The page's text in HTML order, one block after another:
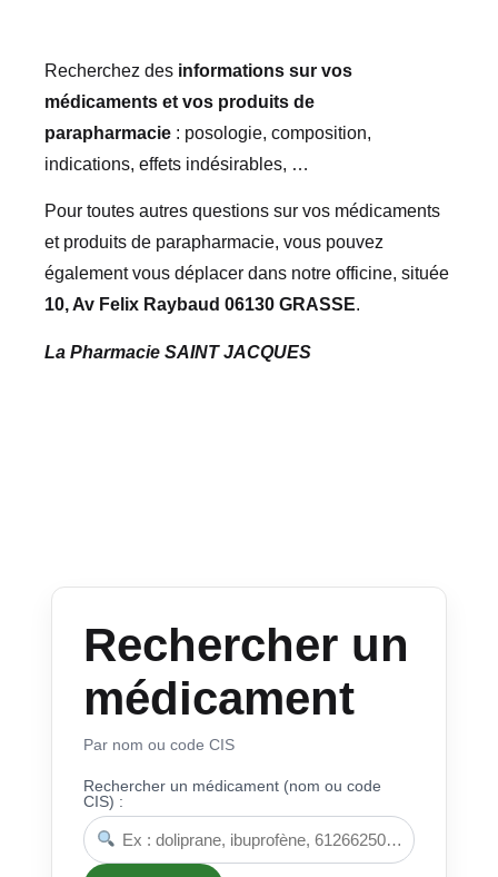
Recherchez des informations sur vos
médicaments et vos produits de
parapharmacie : posologie, composition,
indications, effets indésirables, …
Pour toutes autres questions sur vos médicaments
et produits de parapharmacie, vous pouvez
également vous déplacer dans notre officine, située
10, Av Felix Raybaud 06130 GRASSE.
La Pharmacie SAINT JACQUES
Rechercher un
médicament
Par nom ou code CIS
Rechercher un médicament (nom ou code
CIS) :